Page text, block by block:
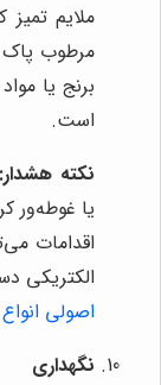
ملایم
مرطوب پاک
برنج یا
است.
نکته هشدار:
یا غوطه‌ور
اقدامات
الکتریکی
اصولی
نگهداری